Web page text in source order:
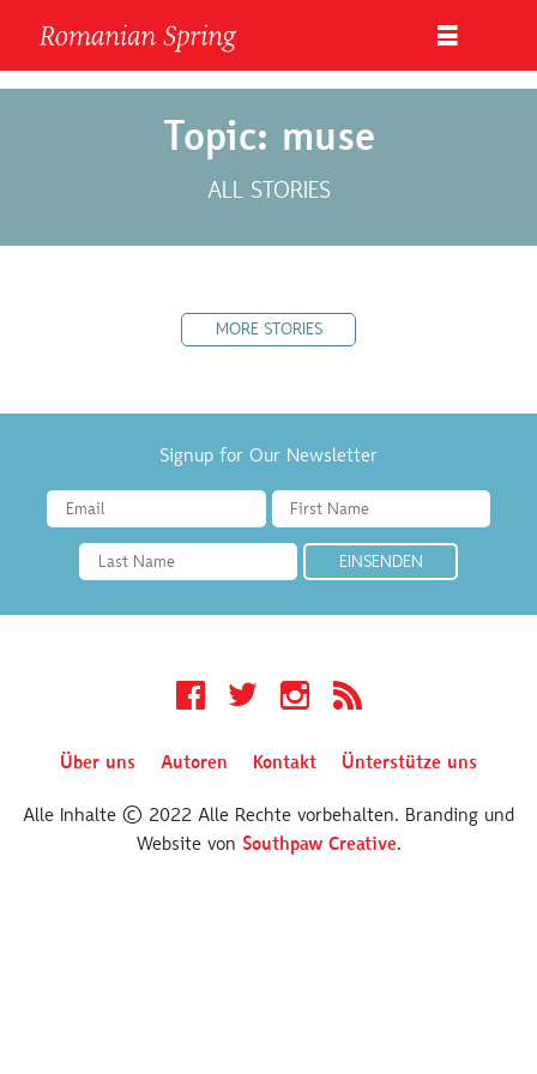
Topic: muse
ALL STORIES
MORE STORIES
Signup for Our Newsletter
Facebook Twitter Instagram RSS
Über uns Autoren Kontakt Ünterstütze uns
Alle Inhalte © 2022 Alle Rechte vorbehalten. Branding und
Website von Southpaw Creative.